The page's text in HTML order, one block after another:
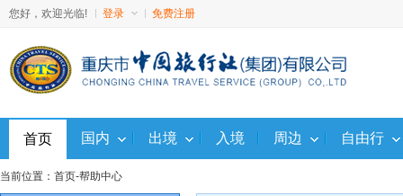
您好，欢迎光临! 登录 免费注册
首页 国内 出境 入境 周边 自由行
当前位置： 首页-帮助中心